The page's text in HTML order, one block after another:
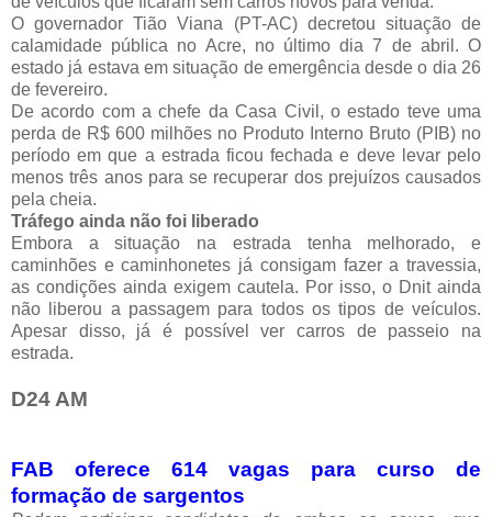
O governador Tião Viana (PT-AC) decretou situação de
calamidade pública no Acre, no último dia 7 de abril. O
estado já estava em situação de emergência desde o dia 26
de fevereiro.
De acordo com a chefe da Casa Civil, o estado teve uma
perda de R$ 600 milhões no Produto Interno Bruto (PIB) no
período em que a estrada ficou fechada e deve levar pelo
menos três anos para se recuperar dos prejuízos causados
pela cheia.
Tráfego ainda não foi liberado
Embora a situação na estrada tenha melhorado, e
caminhões e caminhonetes já consigam fazer a travessia,
as condições ainda exigem cautela. Por isso, o Dnit ainda
não liberou a passagem para todos os tipos de veículos.
Apesar disso, já é possível ver carros de passeio na
estrada.
D24 AM
FAB oferece 614 vagas para curso de
formação de sargentos